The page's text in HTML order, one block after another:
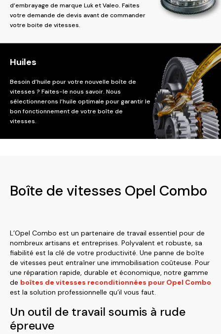
d’embrayage de marque Luk et Valeo. Faites
votre demande de devis avant de commander
votre boite de vitesses.
Huiles
Besoin d’huile pour votre nouvelle boîte de
vitesses ? Faites-le nous savoir. Nous
sélectionnerons l’huile optimale pour garantir le
bon fonctionnement de votre boîte de
vitesses.
Boîte de vitesses Opel Combo
L’Opel Combo est un partenaire de travail essentiel pour de
nombreux artisans et entreprises. Polyvalent et robuste, sa
fiabilité est la clé de votre productivité. Une panne de boîte
de vitesses peut entraîner une immobilisation coûteuse. Pour
une réparation rapide, durable et économique, notre gamme
de boîtes de vitesses reconditionnées pour Opel Combo
est la solution professionnelle qu’il vous faut.
Un outil de travail soumis à rude
épreuve